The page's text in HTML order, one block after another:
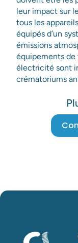
leur impact sur
tous les
équipés d’un
émissions
équipements de
électricité sont
crématoriums